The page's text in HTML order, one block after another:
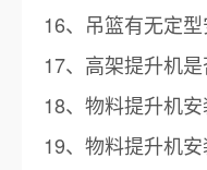
16、吊篮有无定型
17、高架提升机是
18、物料提升机
19、物料提升机安